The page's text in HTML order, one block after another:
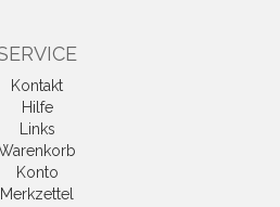
Kontakt
Hilfe
Links
Konto
Merkzettel